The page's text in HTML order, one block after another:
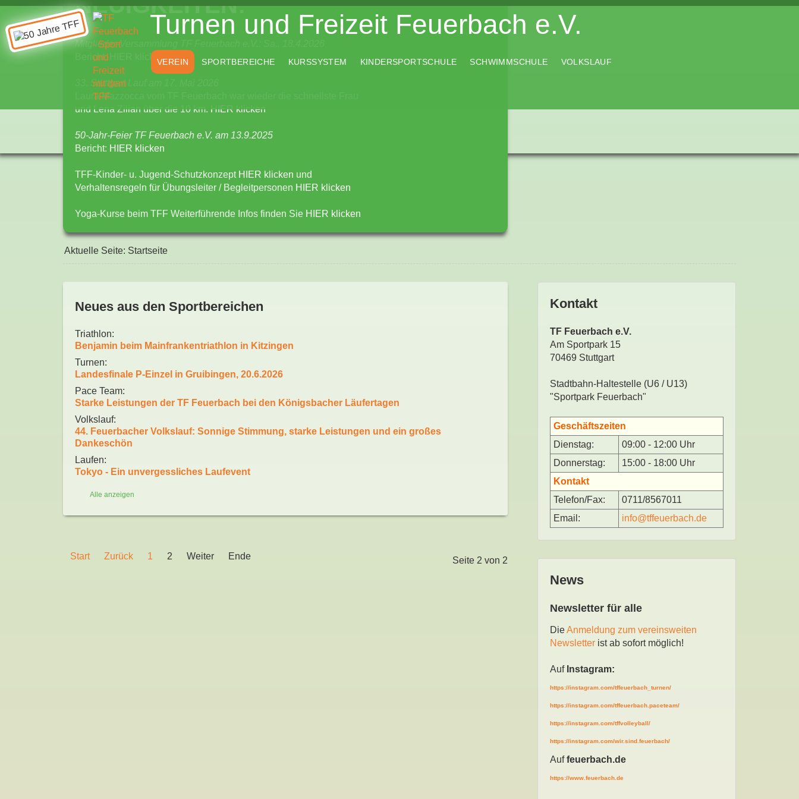
Turnen und Freizeit Feuerbach e.V.
VEREIN SPORTBEREICHE KURSSYSTEM KINDERSPORTSCHULE SCHWIMMSCHULE VOLKSLAUF
Mitglieder-Versammlung TF Feuerbach e.V.: Sa., 18.4.2026
Bericht:
HIER klicken
33. Stuttgart Lauf am 17. Mai 2026
Laura Mazzocca vom TF Feuerbach war wieder die schnellste Frau
und Lena Zilian über die 10 km. HIER klicken
50-Jahr-Feier TF Feuerbach e.V. am 13.9.2025
Bericht: HIER klicken
TFF-Kinder- u. Jugend-Schutzkonzept HIER klicken und
Verhaltensregeln für Übungsleiter / Begleitpersonen HIER klicken
Yoga-Kurse beim TFF Weiterführende Infos finden Sie HIER klicken
Aktuelle Seite: Startseite
Neues aus den Sportbereichen
Triathlon:
Benjamin beim Mainfrankentriathlon in Kitzingen
Turnen:
Landesfinale P-Einzel in Gruibingen, 20.6.2026
Pace Team:
Starke Leistungen der TF Feuerbach bei den Königsbacher Läufertagen
Volkslauf:
44. Feuerbacher Volkslauf: Sonnige Stimmung, starke Leistungen und ein großes
Dankeschön
Laufen:
Tokyo - Ein unvergessliches Laufevent
Aktuelles Kindersportschule
Aktuelles Schwimmschule
Aktuelle Infos
Radtreff - Tagestouren und mehrtägige Touren für 2026
Alle anzeigen
Seite 2 von 2
Start Zurück 1 2 Weiter Ende
Kontakt
TF Feuerbach e.V.
Am Sportpark 15
70469 Stuttgart
Stadtbahn-Haltestelle (U6 / U13)
"Sportpark Feuerbach"
Geschäftszeiten
Dienstag:
09:00 - 12:00 Uhr
Donnerstag:
15:00 - 18:00 Uhr
Kontakt
Telefon/Fax:
0711/8567011
Email:
info@tffeuerbach.de
News
Newsletter für alle
DieAnmeldung zum vereinsweiten
Newsletter ist ab sofort möglich!
Auf Instagram:
https://instagram.com/tffeuerbach_turnen/
https://instagram.com/tffeuerbach.paceteam/
https://instagram.com/tffvolleyball/
https://instagram.com/wir.sind.feuerbach/
Auffeuerbach.de
https://www.feuerbach.de